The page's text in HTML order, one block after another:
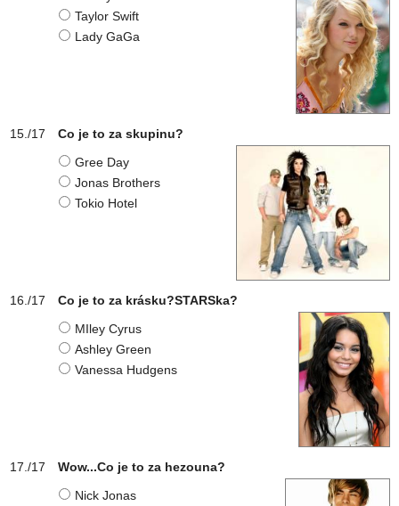
Taylor Swift
Lady GaGa
Co je to za skupinu?
Gree Day
Jonas Brothers
Tokio Hotel
Co je to za krásku?STARSka?
MIley Cyrus
Ashley Green
Vanessa Hudgens
Wow...Co je to za hezouna?
Nick Jonas